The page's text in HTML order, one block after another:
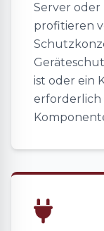
Server
profitieren
ist oder ein
erforderlich